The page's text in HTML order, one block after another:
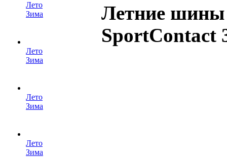
Лето
Зима
Лето
Зима
Лето
Зима
Лето
Зима
Летние шины
SportContact